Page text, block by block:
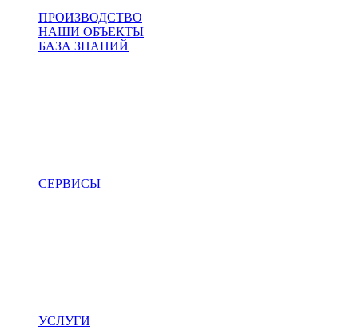
ПРОИЗВОДСТВО
НАШИ ОБЪЕКТЫ
БАЗА ЗНАНИЙ
СЕРВИСЫ
УСЛУГИ